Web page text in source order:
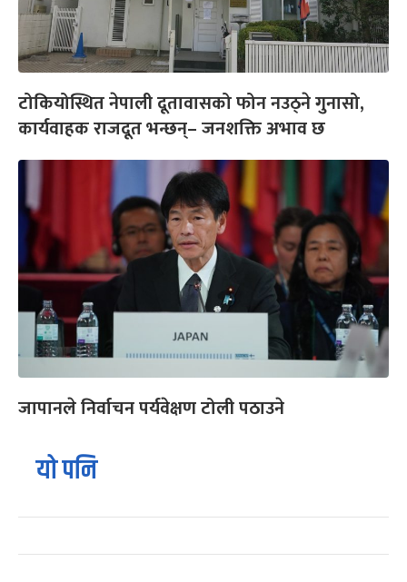
टोकियोस्थित नेपाली दूतावासको फोन नउठ्ने गुनासो,
कार्यवाहक राजदूत भन्छन्– जनशक्ति अभाव छ
जापानले निर्वाचन पर्यवेक्षण टोली पठाउने
यो पनि